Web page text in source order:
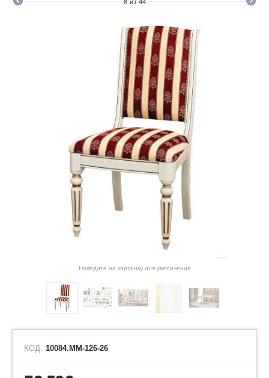
8 из 44
Наведите на картинку для увеличения
КОД: 10084.ММ-126-26